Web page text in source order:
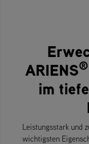
ARIENS®
im
Leistungsstark und
wichtigsten